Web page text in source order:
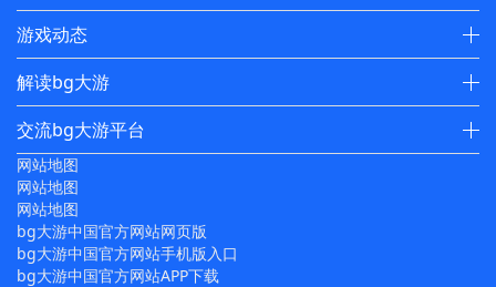
游戏动态
解读bg大游
交流bg大游平台
网站地图
网站地图
网站地图
bg大游中国官方网站网页版
bg大游中国官方网站手机版入口
bg大游中国官方网站APP下载